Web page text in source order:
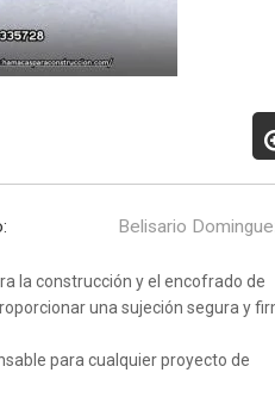
Belisario
la construcción y el encofrado de
una sujeción segura y
para cualquier proyecto de